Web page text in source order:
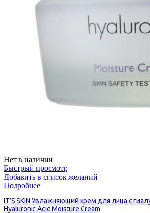
Нет в наличии
Быстрый просмотр
Добавить в список желаний
Подробнее
IT’S SKIN Увлажняющий крем для лица с
Hyaluronic Acid Moisture Cream